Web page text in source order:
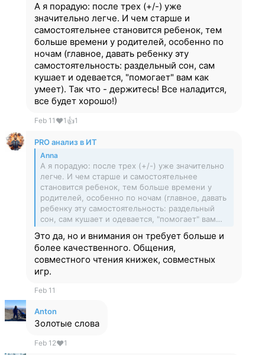
А я порадую: после трех (+/-) уже
значительно легче. И чем старше и
самостоятельнее становится ребенок, тем
больше времени у родителей, особенно по
ночам (главное, давать ребенку эту
самостоятельность: раздельный сон, сам
кушает и одевается, "помогает" вам как
умеет). Так что - держитесь! Все наладится,
все будет хорошо!)
Feb 11 ❤1 👍1
PRO анализ в ИТ
Anna
А я порадую: после трех (+/-) уже значительно
легче. И чем старше и самостоятельнее
становится ребенок, тем больше времени у
родителей, особенно по ночам (главное, давать
ребенку эту самостоятельность: раздельный
сон, сам кушает и одевается, "помогает" вам…
Это да, но и внимания он требует больше и
более качественного. Общения,
совместного чтения книжек, совместных
игр.
Feb 11
Anton
Золотые слова
Feb 12❤1